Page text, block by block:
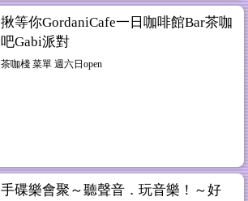
揪等你GordaniCafe一日咖啡館Bar茶咖
吧Gabi派對
茶咖棧 菜單 週六日open
手碟樂會聚～聽聲音．玩音樂！～好